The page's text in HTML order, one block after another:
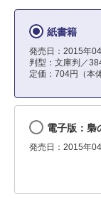
紙書籍
発売日：2015年
判型：文庫判／
定価：704円（本
電子版：梟
発売日：2015年